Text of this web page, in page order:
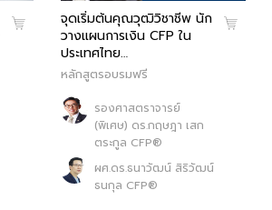
จุดเริ่มต้นคุณวุฒิวิชาชีพ นัก
วางแผนการเงิน CFP ใน
ประเทศไทย…
หลักสูตรอบรมฟรี
รองศาสตราจารย์
(พิเศษ) ดร.กฤษฎา เสก
ตระกูล CFP®
ผศ.ดร.ธนาวัฒน์ สิริวัฒน์
ธนกุล CFP®